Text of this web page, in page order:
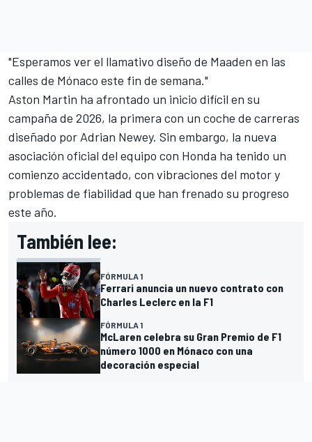
"Esperamos ver el llamativo diseño de Maaden en las
calles de Mónaco este fin de semana."
Aston Martin ha afrontado un inicio difícil en su
campaña de 2026, la primera con un coche de carreras
diseñado por Adrian Newey. Sin embargo, la nueva
asociación oficial del equipo con Honda ha tenido un
comienzo accidentado, con vibraciones del motor y
problemas de fiabilidad que han frenado su progreso
este año.
También lee:
FÓRMULA 1
Ferrari anuncia un nuevo contrato con
Charles Leclerc en la F1
FÓRMULA 1
McLaren celebra su Gran Premio de F1
número 1000 en Mónaco con una
decoración especial